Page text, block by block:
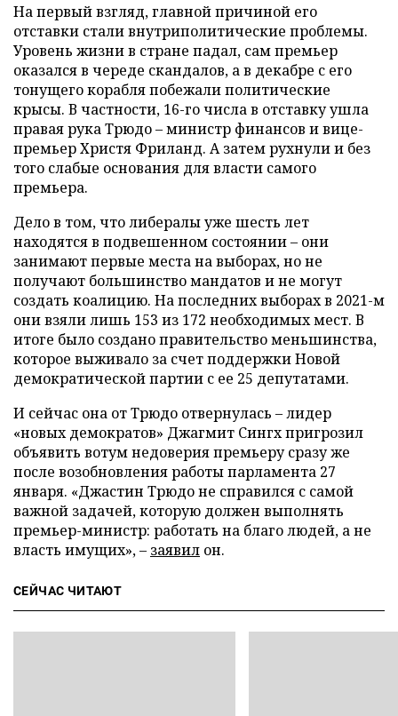
На первый взгляд, главной причиной его
отставки стали внутриполитические проблемы.
Уровень жизни в стране падал, сам премьер
оказался в череде скандалов, а в декабре с его
тонущего корабля побежали политические
крысы. В частности, 16-го числа в отставку ушла
правая рука Трюдо – министр финансов и вице-
премьер Христя Фриланд. А затем рухнули и без
того слабые основания для власти самого
премьера.
Дело в том, что либералы уже шесть лет
находятся в подвешенном состоянии – они
занимают первые места на выборах, но не
получают большинство мандатов и не могут
создать коалицию. На последних выборах в 2021-м
они взяли лишь 153 из 172 необходимых мест. В
итоге было создано правительство меньшинства,
которое выживало за счет поддержки Новой
демократической партии с ее 25 депутатами.
И сейчас она от Трюдо отвернулась – лидер
«новых демократов» Джагмит Сингх пригрозил
объявить вотум недоверия премьеру сразу же
после возобновления работы парламента 27
января. «Джастин Трюдо не справился с самой
важной задачей, которую должен выполнять
премьер-министр: работать на благо людей, а не
власть имущих», – заявил он.
СЕЙЧАС ЧИТАЮТ